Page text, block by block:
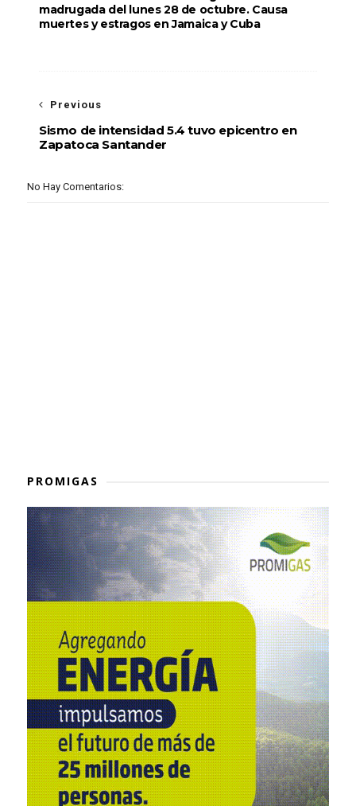
madrugada del lunes 28 de octubre. Causa
muertes y estragos en Jamaica y Cuba
Previous
Sismo de intensidad 5.4 tuvo epicentro en
Zapatoca Santander
No Hay Comentarios:
PROMIGAS